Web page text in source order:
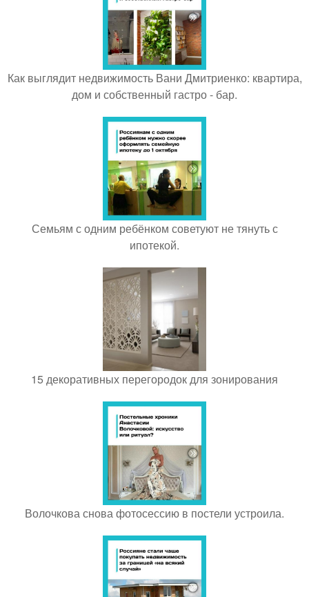
Как выглядит недвижимость Вани Дмитриенко: квартира,
дом и собственный гастро - бар.
Семьям с одним ребёнком советуют не тянуть с
ипотекой.
15 декоративных перегородок для зонирования
Волочкова снова фотосессию в постели устроила.